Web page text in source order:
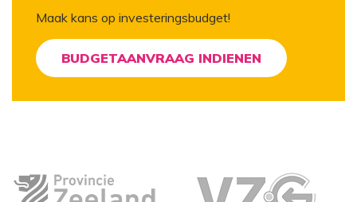
Maak kans op investeringsbudget!
BUDGETAANVRAAG INDIENEN